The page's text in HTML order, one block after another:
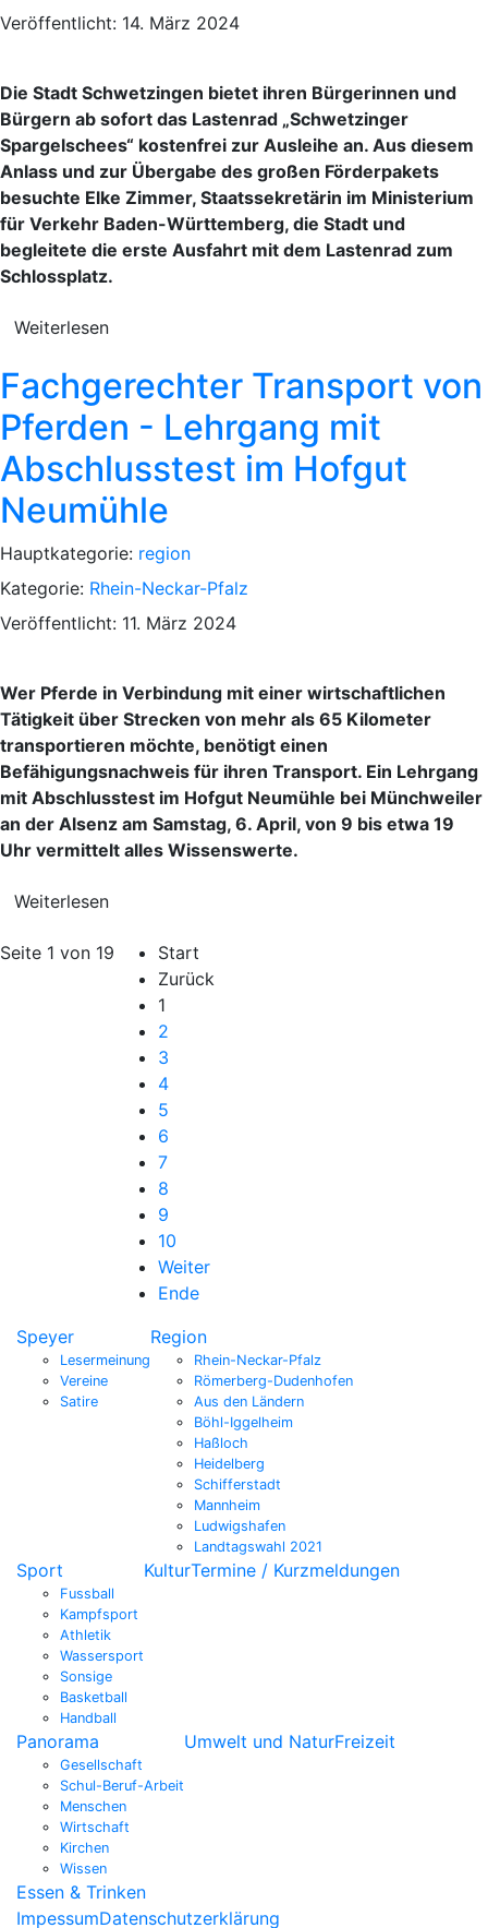
Veröffentlicht: 14. März 2024
Die Stadt Schwetzingen bietet ihren Bürgerinnen und
Bürgern ab sofort das Lastenrad „Schwetzinger
Spargelschees“ kostenfrei zur Ausleihe an. Aus diesem
Anlass und zur Übergabe des großen Förderpakets
besuchte Elke Zimmer, Staatssekretärin im Ministerium
für Verkehr Baden-Württemberg, die Stadt und
begleitete die erste Ausfahrt mit dem Lastenrad zum
Schlossplatz.
Weiterlesen
Fachgerechter Transport von
Pferden - Lehrgang mit
Abschlusstest im Hofgut
Neumühle
Hauptkategorie: region
Kategorie: Rhein-Neckar-Pfalz
Veröffentlicht: 11. März 2024
Wer Pferde in Verbindung mit einer wirtschaftlichen
Tätigkeit über Strecken von mehr als 65 Kilometer
transportieren möchte, benötigt einen
Befähigungsnachweis für ihren Transport. Ein Lehrgang
mit Abschlusstest im Hofgut Neumühle bei Münchweiler
an der Alsenz am Samstag, 6. April, von 9 bis etwa 19
Uhr vermittelt alles Wissenswerte.
Weiterlesen
Seite 1 von 19
Start
Zurück
1
2
3
4
5
6
7
8
9
10
Weiter
Ende
Speyer
Lesermeinung
Vereine
Satire
Region
Rhein-Neckar-Pfalz
Römerberg-Dudenhofen
Aus den Ländern
Böhl-Iggelheim
Haßloch
Heidelberg
Schifferstadt
Mannheim
Ludwigshafen
Landtagswahl 2021
Sport
Fussball
Kampfsport
Athletik
Wassersport
Sonsige
Basketball
Handball
KulturTermine / Kurzmeldungen
Panorama
Gesellschaft
Schul-Beruf-Arbeit
Menschen
Wirtschaft
Kirchen
Wissen
Umwelt und NaturFreizeit
Essen & Trinken
ImpessumDatenschutzerklärung